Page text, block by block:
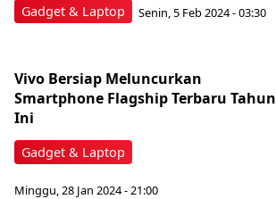
Gadget & Laptop Senin, 5 Feb 2024 - 03:30
Gadget & Laptop
Vivo Bersiap Meluncurkan
Smartphone Flagship Terbaru Tahun
Ini
Minggu, 28 Jan 2024 - 21:00